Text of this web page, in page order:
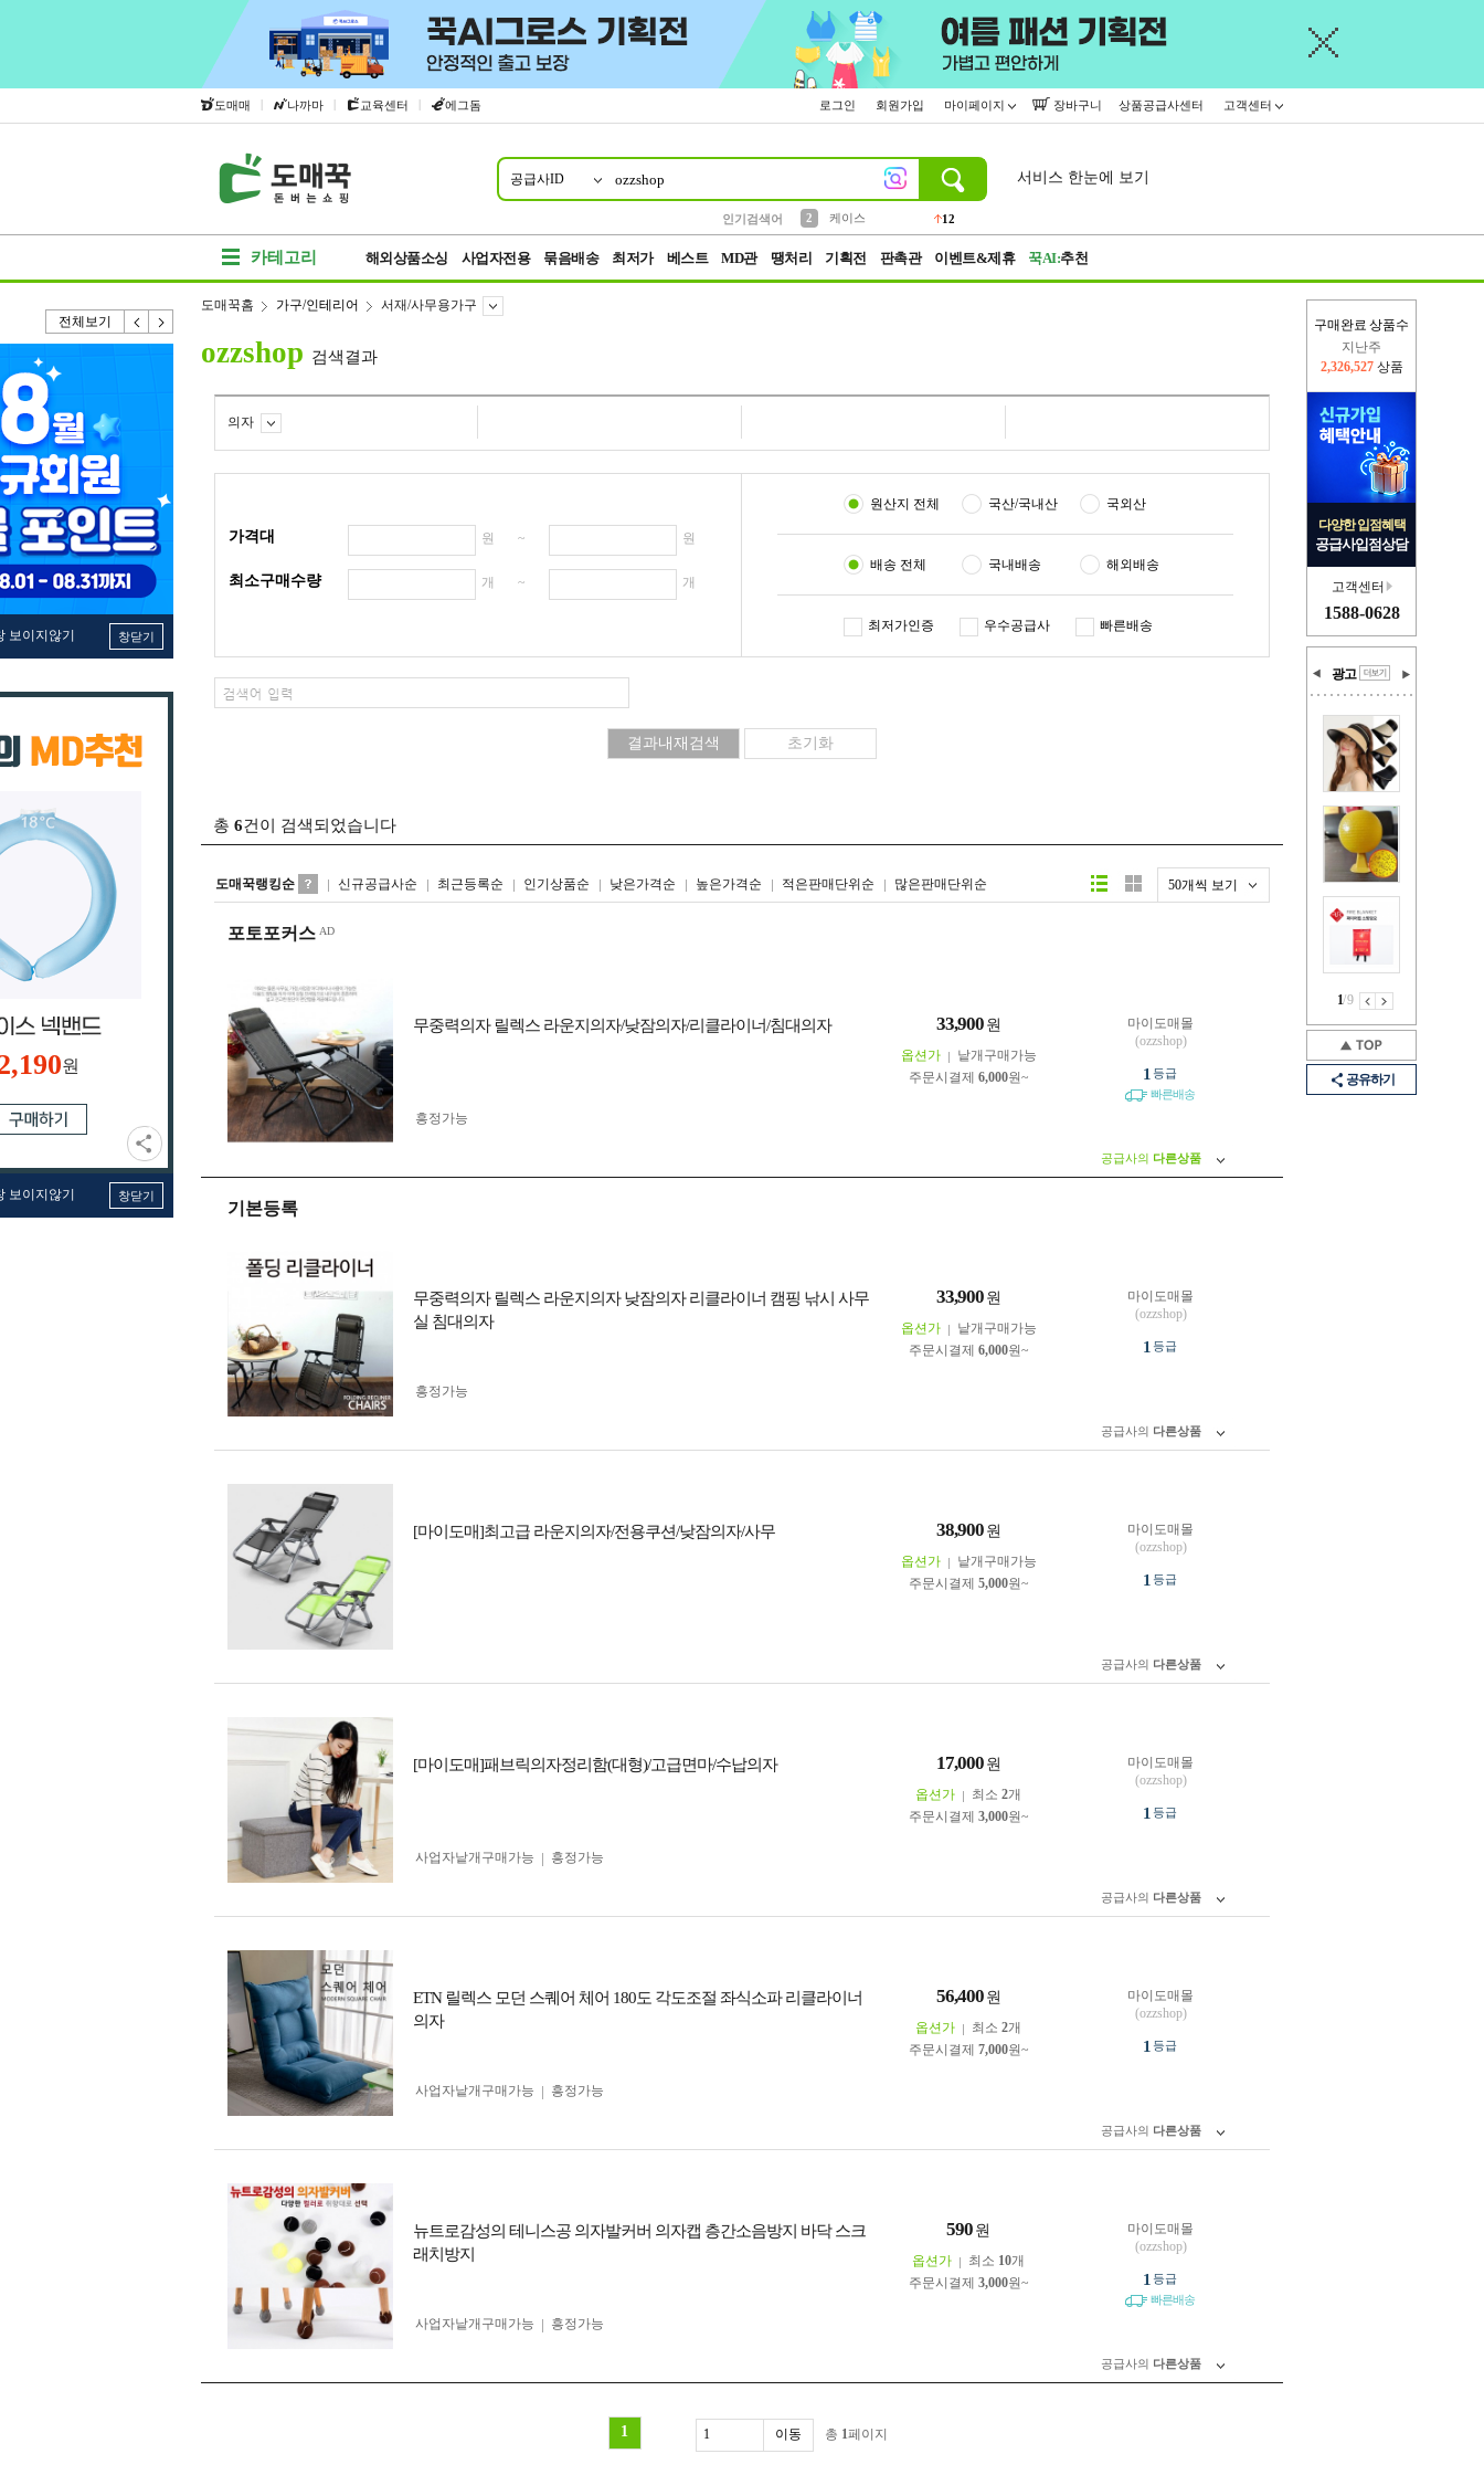
도매매 | 나까마 | 교육센터 | 에그돔 로그인 회원가입 마이페이지 장바구니 상품공급사센터 고객센터
공급사ID
인기검색어
2
케이스
12
서비스 한눈에 보기
카테고리 해외상품소싱 사업자전용 묶음배송 최저가 베스트 MD관 땡처리 기획전 판촉관 이벤트&제휴 꾹AI:추천
전체보기
보이지않기 창닫기
원
보이지않기 창닫기
구매완료 상품수
지난주
2,326,527 상품
다양한 입점혜택
공급사입점상담
고객센터
1588-0628
광고
1/9
공유하기
도매꾹홈 가구/인테리어 서재/사무용가구
ozzshop 검색결과
의자
가격대 원 ~ 원
최소구매수량 개 ~ 개
원산지 전체 국산/국내산 국외산
배송 전체 국내배송 해외배송
최저가인증 우수공급사 빠른배송
총 6건이 검색되었습니다
도매꾹랭킹순 신규공급사순 최근등록순 인기상품순 낮은가격순 높은가격순 적은판매단위순 많은판매단위순 50개씩 보기
리스트형갤러리형
포토포커스
무중력의자 릴렉스 라운지의자/낮잠의자/리클라이너/침대의자 33,900 원
옵션가
낱개구매가능
주문시결제 6,000원~
흥정가능
마이도매몰
(ozzshop)
1 등급
빠른배송
공급사의 다른상품
기본등록
무중력의자 릴렉스 라운지의자 낮잠의자 리클라이너 캠핑 낚시 사무
실 침대의자
33,900 원
옵션가
낱개구매가능
주문시결제 6,000원~
흥정가능
마이도매몰
(ozzshop)
1 등급
공급사의 다른상품
[마이도매]최고급 라운지의자/전용쿠션/낮잠의자/사무 38,900 원
옵션가
낱개구매가능
주문시결제 5,000원~
마이도매몰
(ozzshop)
1 등급
공급사의 다른상품
[마이도매]패브릭의자정리함(대형)/고급면마/수납의자 17,000 원
옵션가 최소 2개
주문시결제 3,000원~
사업자 낱개구매가능 흥정가능
마이도매몰
(ozzshop)
1 등급
공급사의 다른상품
ETN 릴렉스 모던 스퀘어 체어 180도 각도조절 좌식소파 리클라이너
의자
56,400 원
옵션가 최소 2개
주문시결제 7,000원~
사업자 낱개구매가능 흥정가능
마이도매몰
(ozzshop)
1 등급
공급사의 다른상품
뉴트로감성의 테니스공 의자발커버 의자캡 층간소음방지 바닥 스크
래치방지
590 원
옵션가 최소 10개
주문시결제 3,000원~
사업자 낱개구매가능 흥정가능
마이도매몰
(ozzshop)
1 등급
빠른배송
공급사의 다른상품
1 총 1페이지